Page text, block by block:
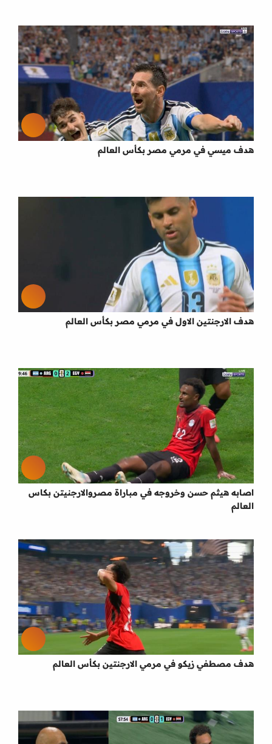
هدف ميسي في مرمي مصر بكأس العالم
هدف الارجنتين الاول في مرمي مصر بكأس العالم
اصابه هيثم حسن وخروجه في مباراة مصروالارجنيتن بكاس
العالم
هدف مصطفي زيكو في مرمي الارجنتين بكأس العالم